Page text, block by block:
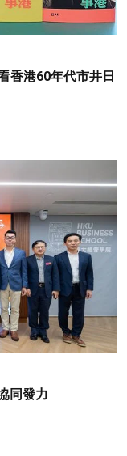
香港60年代市井日
同發力